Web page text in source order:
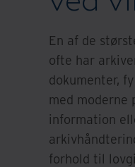
En af de
ofte har
dokumenter,
med
information
forhold til